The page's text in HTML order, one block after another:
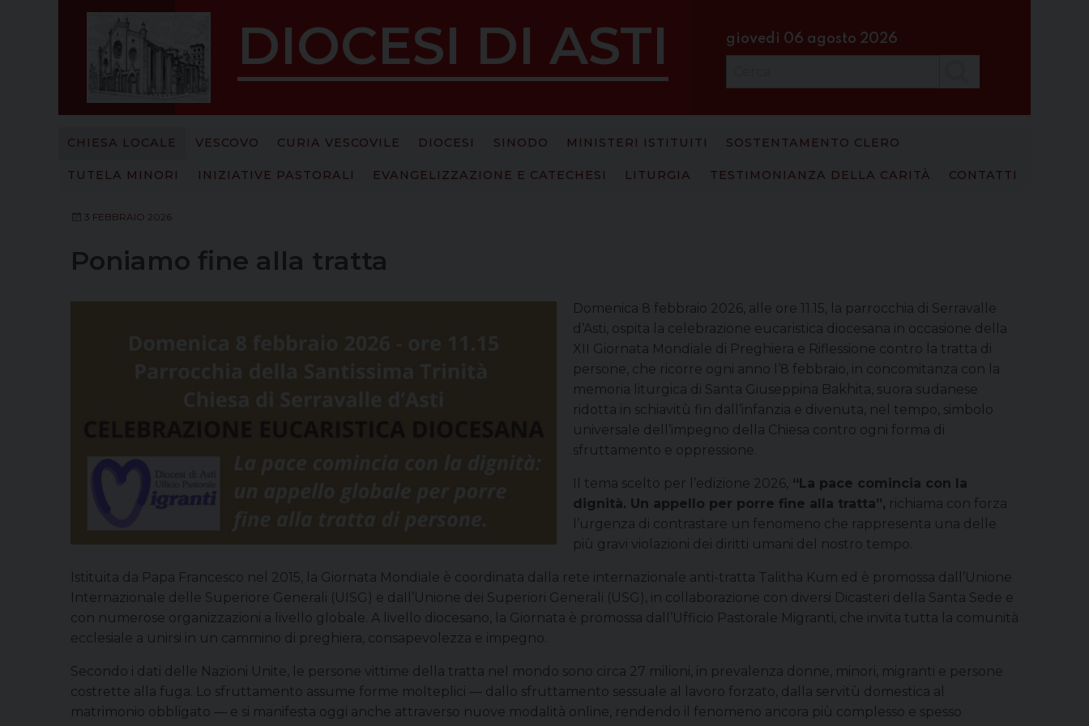
giovedì 06 agosto 2026
DIOCESI DI ASTI
CHIESA LOCALE VESCOVO CURIA VESCOVILE DIOCESI SINODO MINISTERI ISTITUITI SOSTENTAMENTO CLERO
TUTELA MINORI INIZIATIVE PASTORALI EVANGELIZZAZIONE E CATECHESI LITURGIA TESTIMONIANZA DELLA CARITÀ CONTATTI
3 FEBBRAIO 2026
Poniamo fine alla tratta
Domenica 8 febbraio 2026, alle ore 11.15, la parrocchia di Serravalle
d’Asti, ospita la celebrazione eucaristica diocesana in occasione della
XII Giornata Mondiale di Preghiera e Riflessione contro la tratta di
persone, che ricorre ogni anno l’8 febbraio, in concomitanza con la
memoria liturgica di Santa Giuseppina Bakhita, suora sudanese
ridotta in schiavitù fin dall’infanzia e divenuta, nel tempo, simbolo
universale dell’impegno della Chiesa contro ogni forma di
sfruttamento e oppressione.
Il tema scelto per l’edizione 2026, “La pace comincia con la
dignità. Un appello per porre fine alla tratta”, richiama con forza
l’urgenza di contrastare un fenomeno che rappresenta una delle
più gravi violazioni dei diritti umani del nostro tempo.
Istituita da Papa Francesco nel 2015, la Giornata Mondiale è coordinata dalla rete internazionale anti-tratta Talitha Kum ed è promossa dall’Unione
Internazionale delle Superiore Generali (UISG) e dall’Unione dei Superiori Generali (USG), in collaborazione con diversi Dicasteri della Santa Sede e
con numerose organizzazioni a livello globale. A livello diocesano, la Giornata è promossa dall’Ufficio Pastorale Migranti, che invita tutta la comunità
ecclesiale a unirsi in un cammino di preghiera, consapevolezza e impegno.
Secondo i dati delle Nazioni Unite, le persone vittime della tratta nel mondo sono circa 27 milioni, in prevalenza donne, minori, migranti e persone
costrette alla fuga. Lo sfruttamento assume forme molteplici — dallo sfruttamento sessuale al lavoro forzato, dalla servitù domestica al
matrimonio obbligato — e si manifesta oggi anche attraverso nuove modalità online, rendendo il fenomeno ancora più complesso e spesso